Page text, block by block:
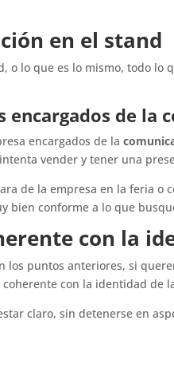
en el stand
o lo que es lo mismo, todo
encargados de la
encargados de la
vender y tener una
de la empresa en la feria o
bien conforme a lo que
con la
los puntos anteriores, si
con la identidad de
claro, sin detenerse en